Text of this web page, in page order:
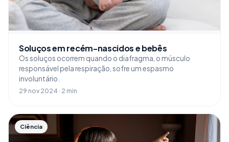
Soluços em recém-nascidos e bebês
Os soluços ocorrem quando o diafragma, o músculo
responsável pela respiração, sofre um espasmo
involuntário.
29 nov 2024 · 2 min
Ciência